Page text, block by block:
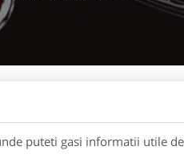
puteti gasi informatii utile